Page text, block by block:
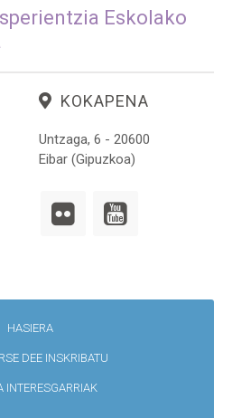
Eskolako
KOKAPENA
Untzaga, 6 - 20600
Eibar (Gipuzkoa)
HASIERA
DEE INSKRIBATU
INTERESGARRIAK